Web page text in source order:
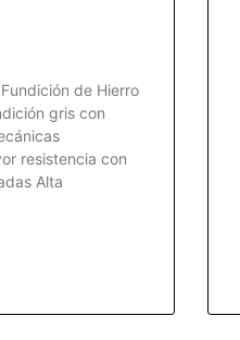
de Hierro
gris con
resistencia con
Alta